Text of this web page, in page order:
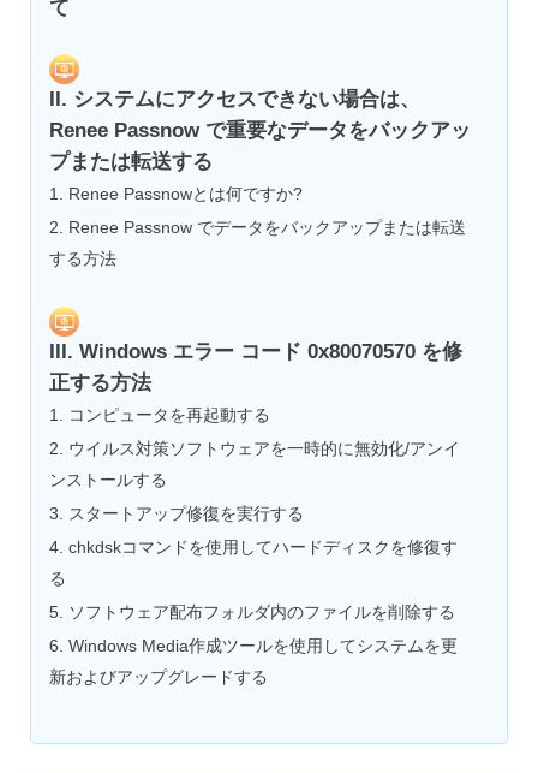
て
II. システムにアクセスできない場合は、
Renee Passnow で重要なデータをバックアッ
プまたは転送する
1. Renee Passnowとは何ですか?
2. Renee Passnow でデータをバックアップまたは転送
する方法
III. Windows エラー コード 0x80070570 を修
正する方法
1. コンピュータを再起動する
2. ウイルス対策ソフトウェアを一時的に無効化/アンイ
ンストールする
3. スタートアップ修復を実行する
4. chkdskコマンドを使用してハードディスクを修復す
る
5. ソフトウェア配布フォルダ内のファイルを削除する
6. Windows Media作成ツールを使用してシステムを更
新およびアップグレードする